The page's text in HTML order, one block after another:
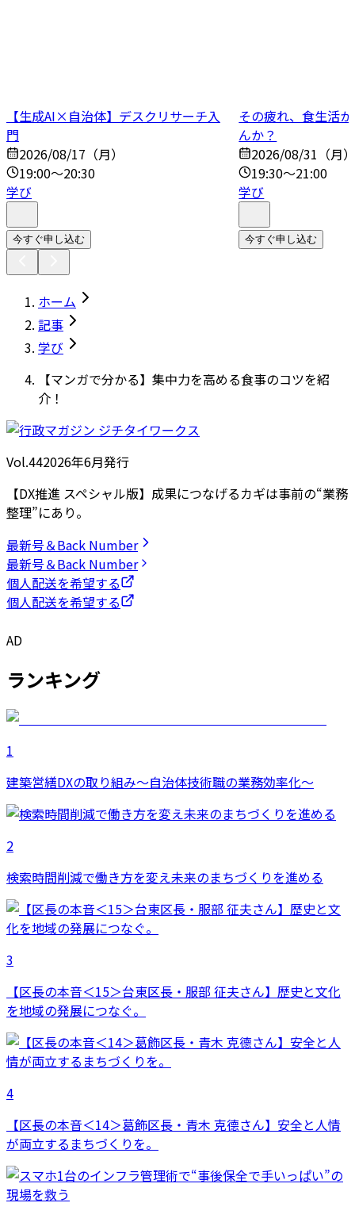
【生成AI×自治体】デスクリサーチ入
門
2026/08/17（月）
19:00～20:30
学び
今すぐ申し込む
その疲れ、食生活
んか？
2026/08/31（月
19:30～21:00
学び
今すぐ申し込む
ホーム
記事
学び
【マンガで分かる】集中力を高める食事のコツを紹
介！
Vol.442026年6月発行
【DX推進 スペシャル版】成果につなげるカギは事前の“業務
整理”にあり。
最新号＆Back Number
最新号＆Back Number
個人配送を希望する
個人配送を希望する
AD
ランキング
1
建築営繕DXの取り組み～自治体技術職の業務効率化～
2
検索時間削減で働き方を変え未来のまちづくりを進める
3
【区長の本音＜15＞台東区長・服部 征夫さん】歴史と文化
を地域の発展につなぐ。
4
【区長の本音＜14＞葛飾区長・青木 克德さん】安全と人情
が両立するまちづくりを。